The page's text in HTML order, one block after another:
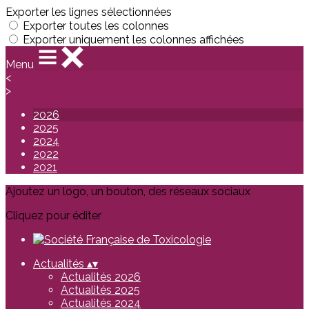
Exporter les lignes sélectionnées
Exporter toutes les colonnes
Exporter uniquement les colonnes affichées
Menu
<
>
2026
2025
2024
2022
2021
Ajoutez un logo, un bouton, des réseaux sociaux
Cliquez pour éditer
Actualités ▴▾
Actualités 2026
Actualités 2025
Actualités 2024